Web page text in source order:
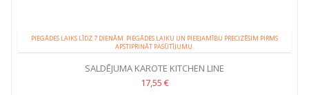
PIEGĀDES LAIKS LĪDZ 7 DIENĀM. PIEGĀDES LAIKU UN PIEEJAMĪBU PRECIZĒSIM PIRMS
APSTIPRINĀT PASŪTĪJUMU.
SALDĒJUMA KAROTE KITCHEN LINE
17,55 €